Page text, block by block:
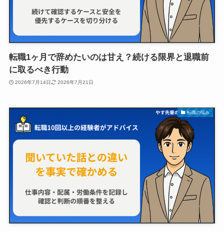
転職1ヶ月で辞めたいのは甘え？続ける限界と退職前
に取るべき行動
2026年7月14日 2026年7月21日
転職の悩み